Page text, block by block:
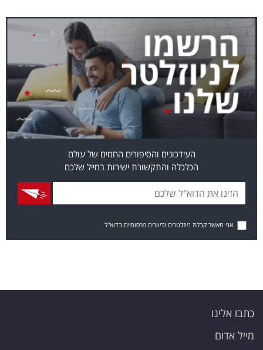
העידכונים והסיפורים החמים של עולם
הכלכלה והתקשורת ישירות במייל שלכם
אני מאשר קבלת ניוזלטרים ודיוורים פרסומיים בדוא"ל
כתבו אלינו
מייל אדום